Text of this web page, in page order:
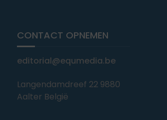
CONTACT OPNEMEN
editorial@equmedia.be
Langendamdreef 22 9880
Aalter België